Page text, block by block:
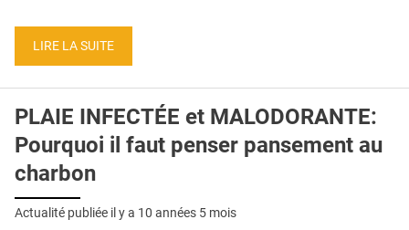
CONTACT
LIRE LA SUITE
PLAIE INFECTÉE et MALODORANTE:
Pourquoi il faut penser pansement au
charbon
Actualité publiée il y a 10 années 5 mois